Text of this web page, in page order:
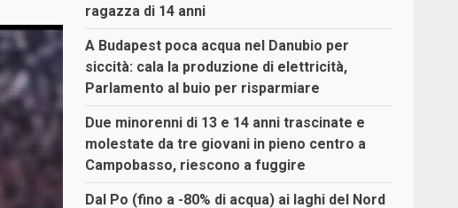
ragazza di 14 anni
A Budapest poca acqua nel Danubio per
siccità: cala la produzione di elettricità,
Parlamento al buio per risparmiare
Due minorenni di 13 e 14 anni trascinate e
molestate da tre giovani in pieno centro a
Campobasso, riescono a fuggire
Dal Po (fino a -80% di acqua) ai laghi del Nord